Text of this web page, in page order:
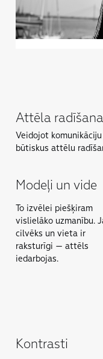
Attēla radīšana
Veidojot
būtiskus attēlu
Modeļi un vide
To izvēlei piešķiram
vislielāko uzmanību.
cilvēks un vieta ir
raksturīgi — attēls
iedarbojas.
Kontrasti